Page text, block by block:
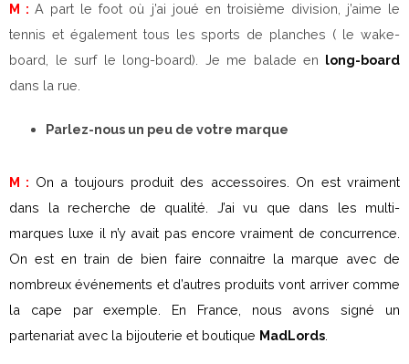
M :A part le foot où j’ai joué en troisième division, j’aime le
tennis et également tous les sports de planches ( le wake-
board, le surf le long-board). Je me balade en long-board
dans la rue.
Parlez-nous un peu de votre marque
M : On a toujours produit des accessoires. On est vraiment
dans la recherche de qualité. J’ai vu que dans les multi-
marques luxe il n’y avait pas encore vraiment de concurrence.
On est en train de bien faire connaitre la marque avec de
nombreux événements et d’autres produits vont arriver comme
la cape par exemple. En France, nous avons signé un
partenariat avec la bijouterie et boutique MadLords.